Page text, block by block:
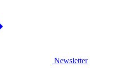
Newsletter